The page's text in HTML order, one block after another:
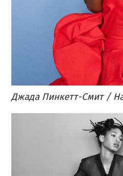
Джада Пинкетт-Смит /